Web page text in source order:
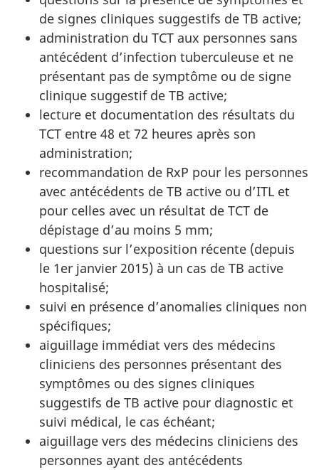
de signes cliniques suggestifs de TB active;
administration du TCT aux personnes sans
antécédent d’infection tuberculeuse et ne
présentant pas de symptôme ou de signe
clinique suggestif de TB active;
lecture et documentation des résultats du
TCT entre 48 et 72 heures après son
administration;
recommandation de RxP pour les personnes
avec antécédents de TB active ou d’ITL et
pour celles avec un résultat de TCT de
dépistage d’au moins 5 mm;
questions sur l’exposition récente (depuis
le 1er janvier 2015) à un cas de TB active
hospitalisé;
suivi en présence d’anomalies cliniques non
spécifiques;
aiguillage immédiat vers des médecins
cliniciens des personnes présentant des
symptômes ou des signes cliniques
suggestifs de TB active pour diagnostic et
suivi médical, le cas échéant;
aiguillage vers des médecins cliniciens des
personnes ayant des antécédents